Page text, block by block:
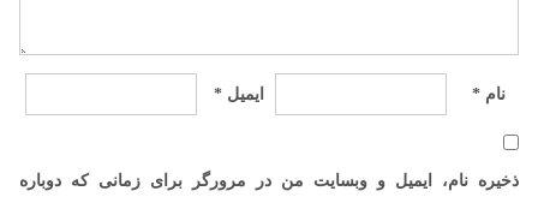
نام * ایمیل *
ذخیره نام، ایمیل و وبسایت من در مرورگر برای زمانی که دوباره